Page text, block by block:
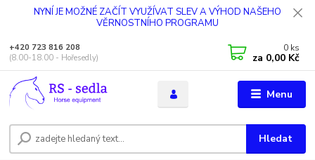
NYNÍ JE MOŽNÉ ZAČÍT VYUŽÍVAT SLEV A VÝHOD NAŠEHO
VĚRNOSTNÍHO PROGRAMU
Menu
Hledat
+420 723 816 208
(8.00-18.00 - Hořesedly)
0 ks
za 0,00 Kč